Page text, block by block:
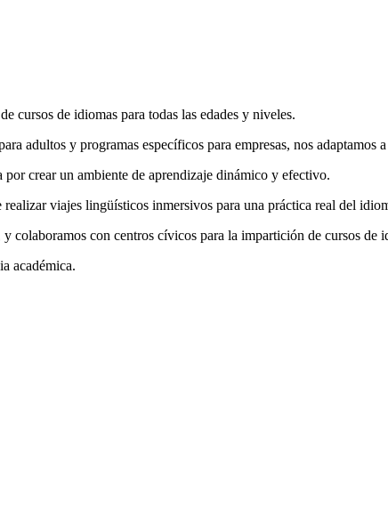
cursos de idiomas para todas las edades y niveles.
adultos y programas específicos para empresas, nos adaptamos
crear un ambiente de aprendizaje dinámico y efectivo.
viajes lingüísticos inmersivos para una práctica real del
colaboramos con centros cívicos para la impartición de cursos de
académica.